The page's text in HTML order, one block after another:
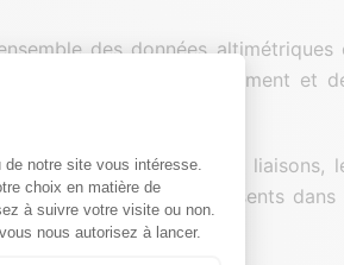
des données altimétriques
de la structure du bâtiment et
sur site.
de réseaux et de leurs liaisons,
cavités, caniveaux présents dans
Consentement :
notre site vous intéresse.
choix en matière de
à suivre votre visite ou non.
nous autorisez à lancer.